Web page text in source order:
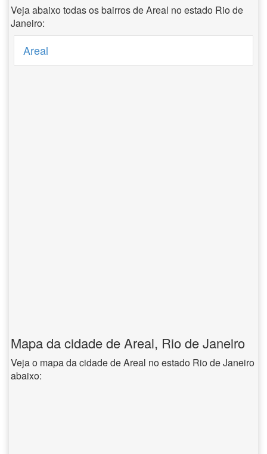
Veja abaixo todas os bairros de Areal no estado Rio de
Janeiro:
Areal
Mapa da cidade de Areal, Rio de Janeiro
Veja o mapa da cidade de Areal no estado Rio de Janeiro
abaixo: